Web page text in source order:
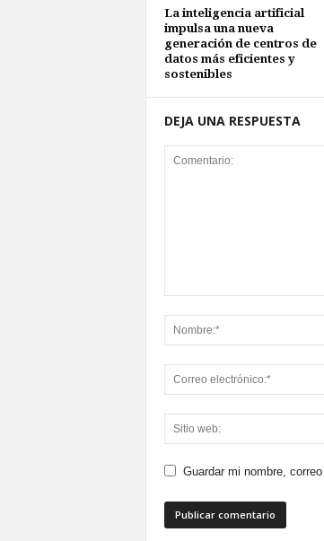
La inteligencia artificial
impulsa una nueva
generación de centros de
datos más eficientes y
sostenibles
DEJA UNA RESPUESTA
Guardar mi nombre,